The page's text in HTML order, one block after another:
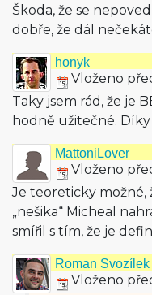
Škoda, že se
dobře, že dál
honyk
Vloženo
Taky jsem rád, že je
hodně užitečné. Díky
MattoniLover
Vloženo
Je teoreticky
„nešika“ Micheal
smířil s tím, že je
Roman Svozílek
Vloženo